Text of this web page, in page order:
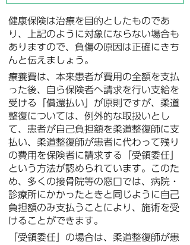
健康保険は治療を目的としたものであ
り、上記のように対象にならない場合も
ありますので、負傷の原因は正確にきち
んと伝えましょう。
療養費は、本来患者が費用の全額を支払
った後、自ら保険者へ請求を行い支給を
受ける「償還払い」が原則ですが、柔道
整復については、例外的な取扱いとし
て、患者が自己負担額を柔道整復師に支
払い、柔道整復師が患者に代わって残り
の費用を保険者に請求する「受領委任」
という方法が認められています。このた
め、多くの接骨院等の窓口では、病院・
診療所にかかったときと同じように自己
負担額のみ支払うことにより、施術を受
けることができます。
「受領委任」の場合は、柔道整復師が患